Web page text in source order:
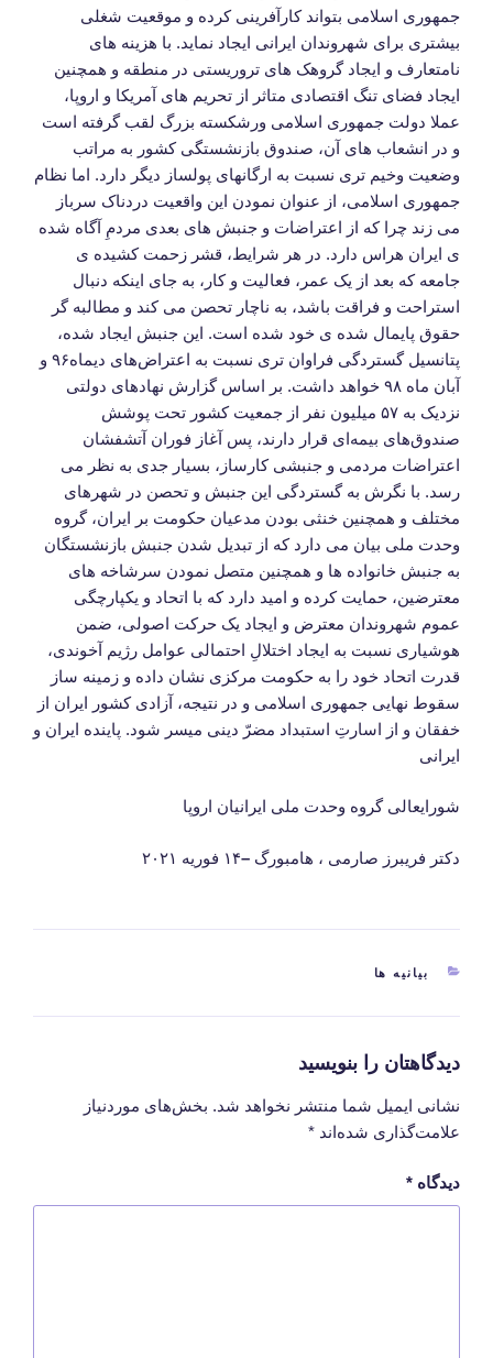
جمهوری اسلامی بتواند کارآفرینی کرده و موقعیت شغلی
بیشتری برای شهروندان ایرانی ایجاد نماید. با هزینه های
نامتعارف و ایجاد گروهک های تروریستی در منطقه و همچنین
ایجاد فضای تنگ اقتصادی متاثر از تحریم های آمریکا و اروپا،
عملا دولت جمهوری اسلامی ورشکسته بزرگ لقب گرفته است
و در انشعاب های آن، صندوق بازنشستگی کشور به مراتب
وضعیت وخیم تری نسبت به ارگانهای پولساز دیگر دارد. اما نظام
جمهوری اسلامی، از عنوان نمودن این واقعیت دردناک سرباز
می زند چرا که از اعتراضات و جنبش های بعدی مردمِ آگاه شده
ی ایران هراس دارد. در هر شرایط، قشر زحمت کشیده ی
جامعه که بعد از یک عمر، فعالیت و کار، به جای اینکه دنبال
استراحت و فراقت باشد، به ناچار تحصن می کند و مطالبه گر
حقوق پایمال شده ی خود شده است. این جنبش ایجاد شده،
پتانسیل گستردگی فراوان تری نسبت به اعتراض‌های دیماه۹۶ و
آبان ماه ۹۸ خواهد داشت. بر اساس گزارش نهادهای دولتی
نزدیک به ۵۷ میلیون نفر از جمعیت کشور تحت پوشش
صندوق‌های بیمه‌ای قرار دارند، پس آغاز فوران آتشفشان
اعتراضات مردمی و جنبشی کارساز، بسیار جدی به نظر می
رسد. با نگرش به گستردگی این جنبش و تحصن در شهرهای
مختلف و همچنین خنثی بودن مدعیان حکومت بر ایران، گروه
وحدت ملی بیان می دارد که از تبدیل شدن جنبش بازنشستگان
به جنبش خانواده ها و همچنین متصل نمودن سرشاخه های
معترضین، حمایت کرده و امید دارد که با اتحاد و یکپارچگی
عموم شهروندان معترض و ایجاد یک حرکت اصولی، ضمن
هوشیاری نسبت به ایجاد اختلالِ احتمالی عوامل رژیم آخوندی،
قدرت اتحاد خود را به حکومت مرکزی نشان داده و زمینه ساز
سقوط نهایی جمهوری اسلامی و در نتیجه، آزادی کشور ایران از
خفقان و از اسارتِ استبداد مضرّ دینی میسر شود. پاینده ایران و
ایرانی
شورایعالی گروه وحدت ملی ایرانیان اروپا
دکتر فریبرز صارمی ، هامبورگ –۱۴ فوریه ۲۰۲۱
دسته‌ها
بیانیه ها
دیدگاهتان را بنویسید
نشانی ایمیل شما منتشر نخواهد شد. بخش‌های موردنیاز
علامت‌گذاری شده‌اند *
دیدگاه *